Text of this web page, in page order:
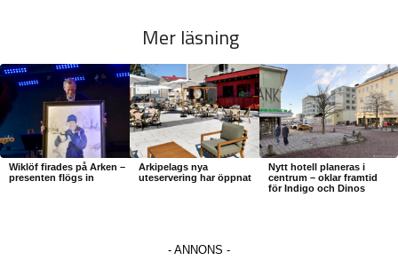
Mer läsning
Wiklöf firades på Arken –
presenten flögs in
Arkipelags nya
uteservering har öppnat
Nytt hotell planeras i
centrum – oklar framtid
för Indigo och Dinos